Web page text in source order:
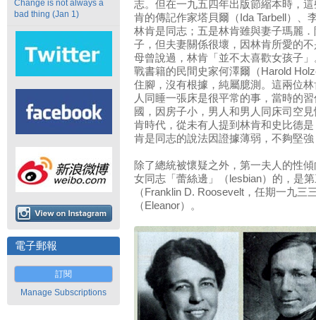
Change is not always a
bad thing (Jan 1)
電子郵報
訂閱
Manage Subscriptions
志。但在一九五四年出版節縮本時，
肯的傳記作家塔貝爾（Ida Tarbell）、
林肯是同志；五是林肯雖與妻子瑪麗
子，但夫妻關係很壞，因林肯所愛的
母曾說過，林肯「並不太喜歡女孩子
戰書籍的民間史家何澤爾（Harold
住腳，沒有根據，純屬臆測。這兩位
人同睡一張床是很平常的事，當時的
國，因房子小，男人和男人同床司空
肯時代，從未有人提到林肯和史比德
肯是同志的說法因證據薄弱，不夠堅
除了總統被懷疑之外，第一夫人的性
女同志「蕾絲邊」（lesbian）的，是
（Franklin D. Roosevelt，任期一九
（Eleanor）。